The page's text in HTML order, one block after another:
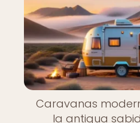
Caravanas
la antigua